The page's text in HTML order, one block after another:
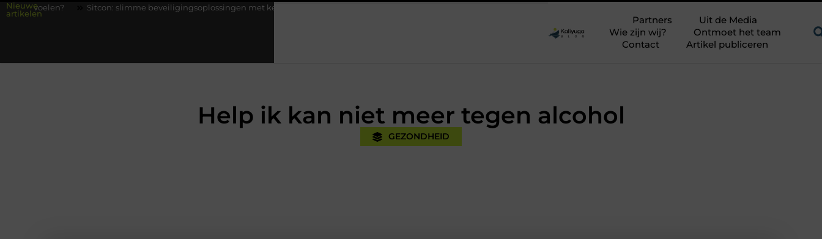
Nieuwe
artikelen
Sitcon: slimme beveiligingsoplossingen met kennis uit de praktijk
Partners
Uit de Media
Wie zijn wij?
Ontmoet het team
Contact
Artikel publiceren
Help ik kan niet meer tegen alcohol
GEZONDHEID